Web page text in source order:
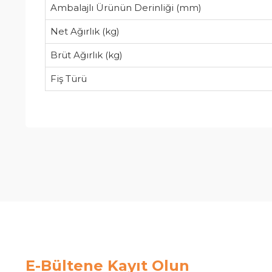
Ambalajlı Ürünün Derinliği (mm)
Net Ağırlık (kg)
Brüt Ağırlık (kg)
Fiş Türü
E-Bültene Kayıt Olun